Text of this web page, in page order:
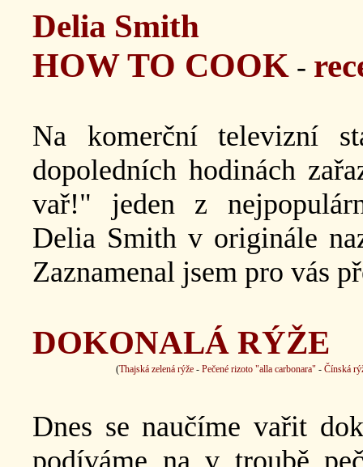
Delia Smith
HOW TO COOK -
Na komerční televizní
dopoledních hodinách
vař!" jeden z
Delia Smith v originále
Zaznamenal jsem pro vás
DOKONALÁ RÝŽE
(Thajská zelená rýže- Pečené rizoto "alla carbonara"- Čínská
Dnes se naučíme vařit
podíváme na v troubě